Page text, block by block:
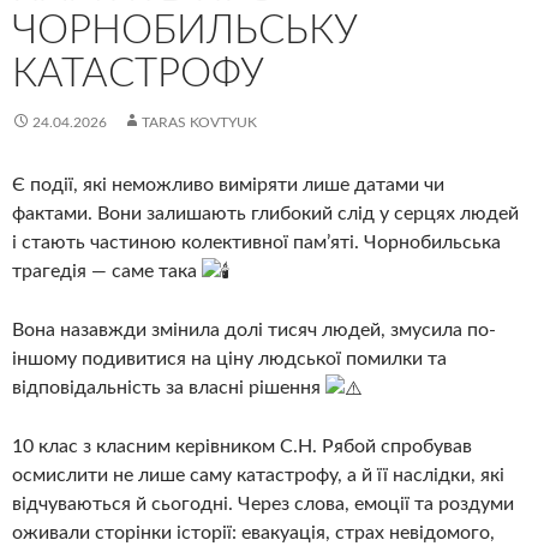
ЧОРНОБИЛЬСЬКУ
КАТАСТРОФУ
24.04.2026 TARAS KOVTYUK
Є події, які неможливо виміряти лише датами чи
фактами. Вони залишають глибокий слід у серцях людей
і стають частиною колективної пам’яті. Чорнобильська
трагедія — саме така
Вона назавжди змінила долі тисяч людей, змусила по-
іншому подивитися на ціну людської помилки та
відповідальність за власні рішення
10 клас з класним керівником С.Н. Рябой спробував
осмислити не лише саму катастрофу, а й її наслідки, які
відчуваються й сьогодні. Через слова, емоції та роздуми
оживали сторінки історії: евакуація, страх невідомого,